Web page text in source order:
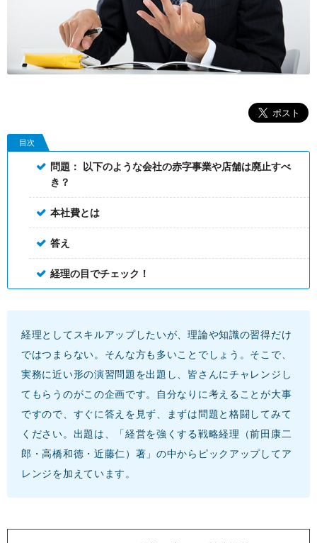
目次
問題： 以下のような会社の赤字事業や店舗は廃止すべ
き？
本社費とは
答え
経理の目でチェック！
経理としてスキルアップしたいが、理論や知識の習得だけ
ではつまらない。そんな方も多いことでしょう。そこで、
実務に近い形の演習問題を出題し、皆さんにチャレンジし
てもらうのがこの企画です。自分なりに考えることが大事
ですので、すぐに答えを見ず、まずは問題と格闘してみて
ください。出題は、「経営を強くする戦略経理（前田康二
郎・高橋和徳・近藤仁）著」の中からピックアップしてア
レンジを加えています。